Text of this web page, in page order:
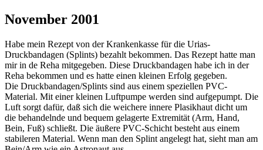
November 2001
Habe mein Rezept von der Krankenkasse für die Urias-
Druckbandagen (Splints) bezahlt bekommen. Das Rezept hatte man
mir in de Reha mitgegeben. Diese Druckbandagen habe ich in der
Reha bekommen und es hatte einen kleinen Erfolg gegeben.
Die Druckbandagen/Splints sind aus einem speziellen PVC-
Material. Mit einer kleinen Luftpumpe werden sind aufgepumpt. Die
Luft sorgt dafür, daß sich die weichere innere Plasikhaut dicht um
die behandelnde und bequem gelagerte Extremität (Arm, Hand,
Bein, Fuß) schließt. Die äußere PVC-Schicht besteht aus einem
stabileren Material. Wenn man den Splint angelegt hat, sieht man am